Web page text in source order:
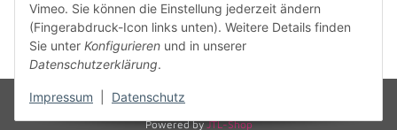
Vimeo. Sie können die Einstellung jederzeit ändern
(Fingerabdruck-Icon links unten). Weitere Details finden
Sie unter Konfigurieren und in unserer
Datenschutzerklärung.
Impressum Datenschutz
Vertrag widerrufen
* Alle Preise inkl. gesetzlicher USt., zzgl.
Powered byJTL-Shop